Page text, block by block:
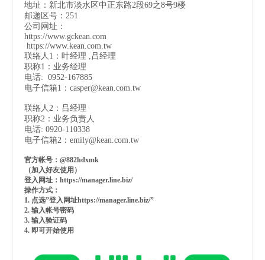
地址： 新北市淡水区中正东路2段69之8号9楼
邮递区号：251
公司网址：
https://www.gckean.com
https://www.kean.com.tw
联络人1：叶经理 ,吕经理
职称1：业务经理
电话: 0952-167885
电子信箱1： casper@kean.com.tw
联络人2：吕经理
职称2：业务负责人
电话: 0920-110338
电子信箱2： emily@kean.com.tw
官方帐号：@882hdxmk
（加入好友使用）
登入网址：https://manager.line.biz/
操作方式：
1. 点选”登入网址https://manager.line.biz/”
2. 输入帐号密码
3. 输入验证码
4. 即可开始使用